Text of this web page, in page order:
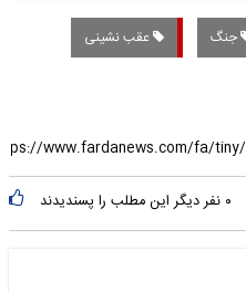
جنگ عقب نشینی
۰ نفر دیگر این مطلب را پسندیدند